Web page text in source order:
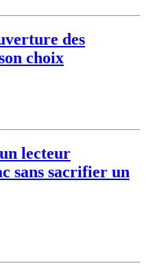
des
choix
lecteur
sans sacrifier un